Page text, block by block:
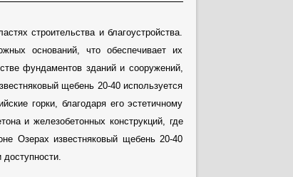
строительства и благоустройства.
оснований, что обеспечивает их
фундаментов зданий и сооружений,
щебень 20-40 используется
горки, благодаря его эстетичному
и железобетонных конструкций, где
Озерах известняковый щебень 20-40